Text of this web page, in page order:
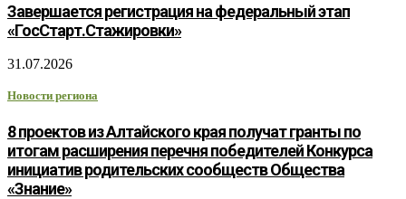
Завершается регистрация на федеральный этап
«ГосСтарт.Стажировки»
31.07.2026
Новости региона
8 проектов из Алтайского края получат гранты по
итогам расширения перечня победителей Конкурса
инициатив родительских сообществ Общества
«Знание»